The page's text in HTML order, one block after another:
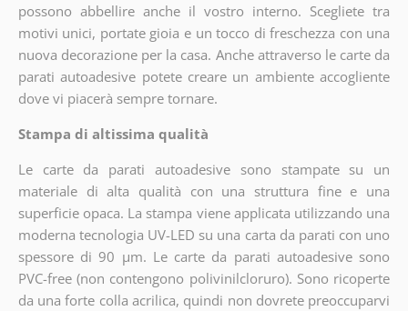
possono abbellire anche il vostro interno. Scegliete tra
motivi unici, portate gioia e un tocco di freschezza con una
nuova decorazione per la casa. Anche attraverso le carte da
parati autoadesive potete creare un ambiente accogliente
dove vi piacerà sempre tornare.
Stampa di altissima qualità
Le carte da parati autoadesive sono stampate su un
materiale di alta qualità con una struttura fine e una
superficie opaca. La stampa viene applicata utilizzando una
moderna tecnologia UV-LED su una carta da parati con uno
spessore di 90 µm. Le carte da parati autoadesive sono
PVC-free (non contengono polivinilcloruro). Sono ricoperte
da una forte colla acrilica, quindi non dovrete preoccuparvi